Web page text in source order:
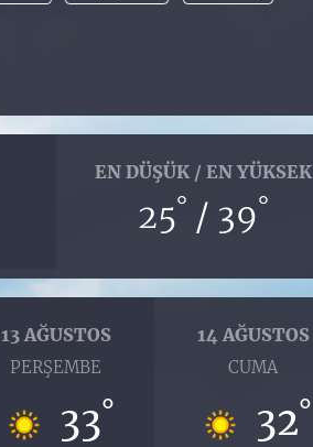
EN DÜŞÜK / EN YÜKSEK
25° / 39°
13 AĞUSTOS
PERŞEMBE
33°
14 AĞUSTOS
CUMA
32°